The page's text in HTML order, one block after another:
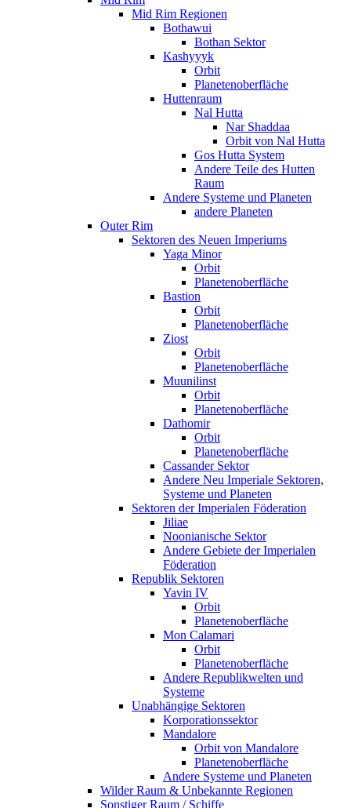
Mid Rim Regionen
Bothawui
Bothan Sektor
Kashyyyk
Orbit
Planetenoberfläche
Huttenraum
Nal Hutta
Nar Shaddaa
Orbit von Nal Hutta
Gos Hutta System
Andere Teile des Hutten
Raum
Andere Systeme und Planeten
andere Planeten
Outer Rim
Sektoren des Neuen Imperiums
Yaga Minor
Orbit
Planetenoberfläche
Bastion
Orbit
Planetenoberfläche
Ziost
Orbit
Planetenoberfläche
Muunilinst
Orbit
Planetenoberfläche
Dathomir
Orbit
Planetenoberfläche
Cassander Sektor
Andere Neu Imperiale Sektoren,
Systeme und Planeten
Sektoren der Imperialen Föderation
Jiliae
Noonianische Sektor
Andere Gebiete der Imperialen
Föderation
Republik Sektoren
Yavin IV
Orbit
Planetenoberfläche
Mon Calamari
Orbit
Planetenoberfläche
Andere Republikwelten und
Systeme
Unabhängige Sektoren
Korporationssektor
Mandalore
Orbit von Mandalore
Planetenoberfläche
Andere Systeme und Planeten
Wilder Raum & Unbekannte Regionen
Sonstiger Raum / Schiffe